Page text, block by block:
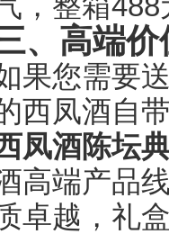
、高端
果您需要
西凤酒自
凤酒陈坛
高端产品
卓越，礼